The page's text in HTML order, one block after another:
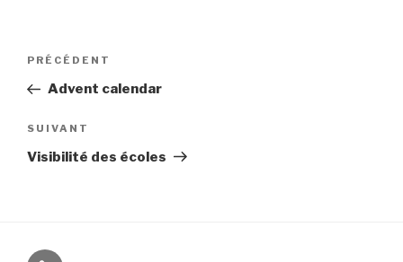
Navigation
l’article
Article
précédent
PRÉCÉDENT
Advent calendar
Article
suivant
SUIVANT
Visibilité des écoles